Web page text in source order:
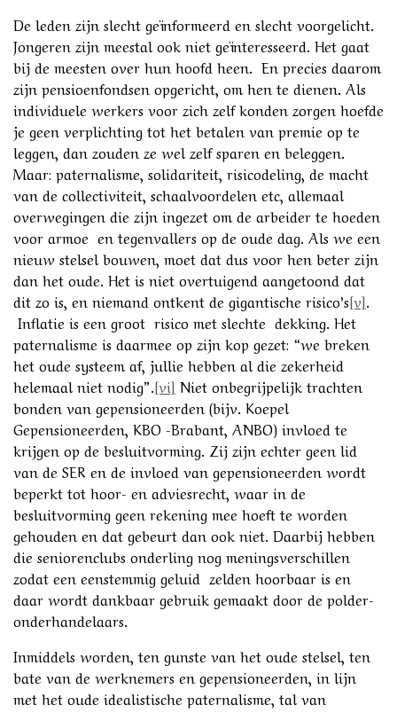
De leden zijn slecht geïnformeerd en slecht voorgelicht.
Jongeren zijn meestal ook niet geïnteresseerd. Het gaat
bij de meesten over hun hoofd heen. En precies daarom
zijn pensioenfondsen opgericht, om hen te dienen. Als
individuele werkers voor zich zelf konden zorgen hoefde
je geen verplichting tot het betalen van premie op te
leggen, dan zouden ze wel zelf sparen en beleggen.
Maar: paternalisme, solidariteit, risicodeling, de macht
van de collectiviteit, schaalvoordelen etc, allemaal
overwegingen die zijn ingezet om de arbeider te hoeden
voor armoe en tegenvallers op de oude dag. Als we een
nieuw stelsel bouwen, moet dat dus voor hen beter zijn
dan het oude. Het is niet overtuigend aangetoond dat
dit zo is, en niemand ontkent de gigantische risico’s[v]
Inflatie is een groot risico met slechte dekking. Het
paternalisme is daarmee op zijn kop gezet: “we breken
het oude systeem af, jullie hebben al die zekerheid
helemaal niet nodig”. [vi] Niet onbegrijpelijk trachten
bonden van gepensioneerden (bijv. Koepel
Gepensioneerden, KBO -Brabant, ANBO) invloed te
krijgen op de besluitvorming. Zij zijn echter geen lid
van de SER en de invloed van gepensioneerden wordt
beperkt tot hoor- en adviesrecht, waar in de
besluitvorming geen rekening mee hoeft te worden
gehouden en dat gebeurt dan ook niet. Daarbij hebben
die seniorenclubs onderling nog meningsverschillen
zodat een eenstemmig geluid zelden hoorbaar is en
daar wordt dankbaar gebruik gemaakt door de polder-
onderhandelaars.
Inmiddels worden, ten gunste van het oude stelsel, ten
bate van de werknemers en gepensioneerden, in lijn
met het oude idealistische paternalisme, tal van